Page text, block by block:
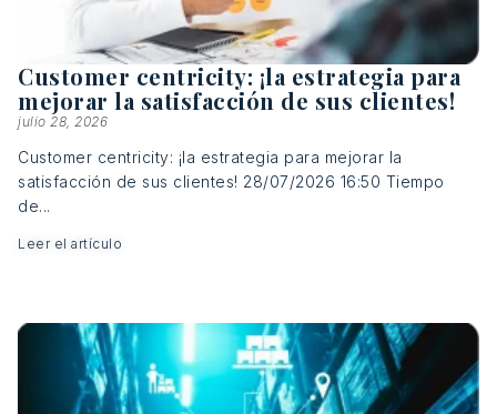
Customer centricity: ¡la estrategia para
mejorar la satisfacción de sus clientes!
julio 28, 2026
Customer centricity: ¡la estrategia para mejorar la
satisfacción de sus clientes! 28/07/2026 16:50 Tiempo
de...
Leer el artículo